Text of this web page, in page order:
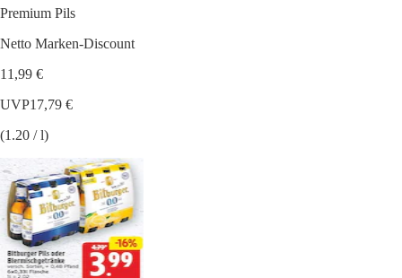
Premium Pils
Netto Marken-Discount
11,99 €
UVP17,79 €
(1.20 / l)